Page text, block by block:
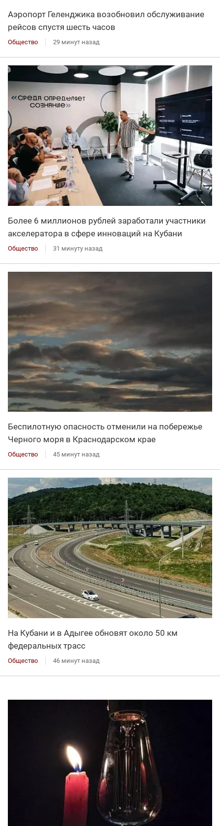
Аэропорт Геленджика возобновил обслуживание
рейсов спустя шесть часов
Общество 29 минут назад
Более 6 миллионов рублей заработали участники
акселератора в сфере инноваций на Кубани
Общество 31 минуту назад
Беспилотную опасность отменили на побережье
Черного моря в Краснодарском крае
Общество 45 минут назад
На Кубани и в Адыгее обновят около 50 км
федеральных трасс
Общество 46 минут назад